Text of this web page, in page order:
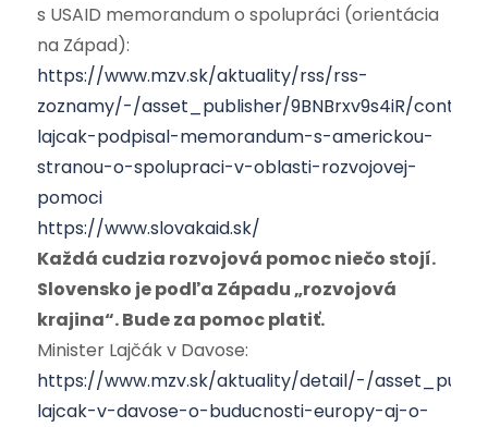
s USAID memorandum o spolupráci (orientácia
na Západ):
https://www.mzv.sk/aktuality/rss/rss-
zoznamy/-/asset_publisher/9BNBrxv9s4iR/
lajcak-podpisal-memorandum-s-americkou-
stranou-o-spolupraci-v-oblasti-rozvojovej-
pomoci
https://www.slovakaid.sk/
Každá cudzia rozvojová pomoc niečo stojí.
Slovensko je podľa Západu „rozvojová
krajina“. Bude za pomoc platiť.
Minister Lajčák v Davose:
https://www.mzv.sk/aktuality/detail/-/
lajcak-v-davose-o-buducnosti-europy-aj-o-